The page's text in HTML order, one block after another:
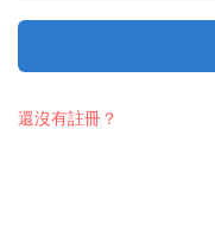
還沒有註冊？